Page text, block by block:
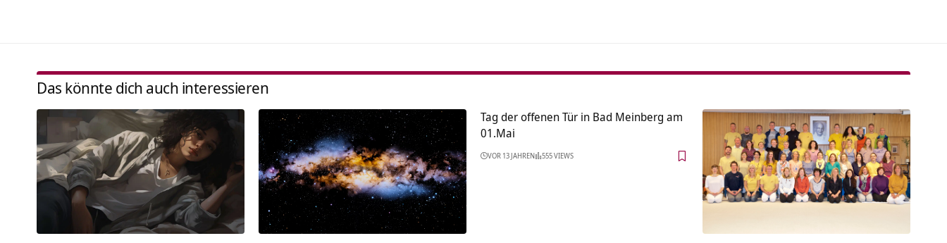
Das könnte dich auch interessieren
Tag der offenen Tür in Bad Meinberg am
01.Mai
VOR 13 JAHREN 555 VIEWS